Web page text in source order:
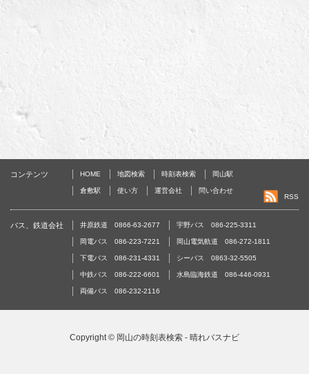
コンテンツ HOME 地図検索 時刻表検索 岡山駅
倉敷駅 使い方 運営会社
問い合わせ
RSS
バス、鉄道会社 井原鉄道 0866-63-2677 宇野バス 086-225-3311
岡電バス 086-223-7221 岡山電気軌道 086-272-1811
下電バス 086-231-4331 シーバス 0863-32-5505
中鉄バス 086-222-6601 水島臨海鉄道 086-446-0931
両備バス 086-232-2116
Copyright © 岡山の時刻表検索 - 晴れバスナビ